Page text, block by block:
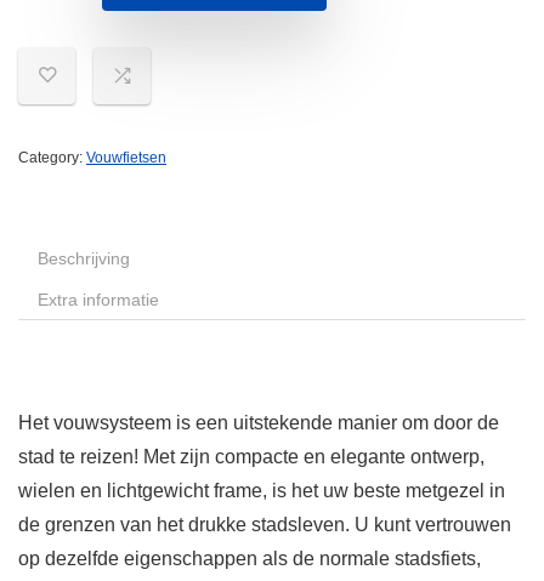
Category: Vouwfietsen
Beschrijving
Extra informatie
Het vouwsysteem is een uitstekende manier om door de
stad te reizen! Met zijn compacte en elegante ontwerp,
wielen en lichtgewicht frame, is het uw beste metgezel in
de grenzen van het drukke stadsleven. U kunt vertrouwen
op dezelfde eigenschappen als de normale stadsfiets,